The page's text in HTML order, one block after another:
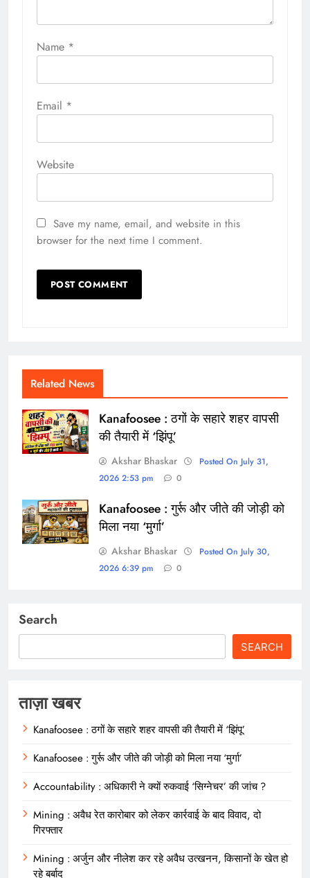
Name *
Email *
Website
Save my name, email, and website in this
browser for the next time I comment.
Related News
Kanafoosee : ठगों के सहारे शहर वापसी
की तैयारी में ‘झिंपू’
Akshar Bhaskar
Posted On July 31,
2026 2:53 pm
0
Kanafoosee : गुर्रू और जीते की जोड़ी को
मिला नया ‘मुर्गा’
Akshar Bhaskar
Posted On July 30,
2026 6:39 pm
0
Search
SEARCH
ताज़ा खबर
Kanafoosee : ठगों के सहारे शहर वापसी की तैयारी में ‘झिंपू’
Kanafoosee : गुर्रू और जीते की जोड़ी को मिला नया ‘मुर्गा’
Accountability : अधिकारी ने क्यों रुकवाई ‘सिग्नेचर’ की जांच ?
Mining : अवैध रेत कारोबार को लेकर कार्रवाई के बाद विवाद, दो
गिरफ्तार
Mining : अर्जुन और नीलेश कर रहे अवैध उत्खनन, किसानों के खेत हो
रहे बर्बाद